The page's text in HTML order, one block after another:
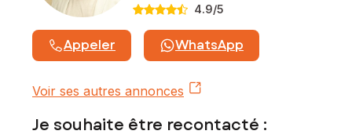
4.9/5
Appeler WhatsApp
Voir ses autres annonces
Je souhaite être recontacté :